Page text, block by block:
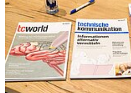
Expertenrat
Publikationen
Stellenangebote
Stellengesuche
Dienstleister
Regionalgruppen
Downloadbereich